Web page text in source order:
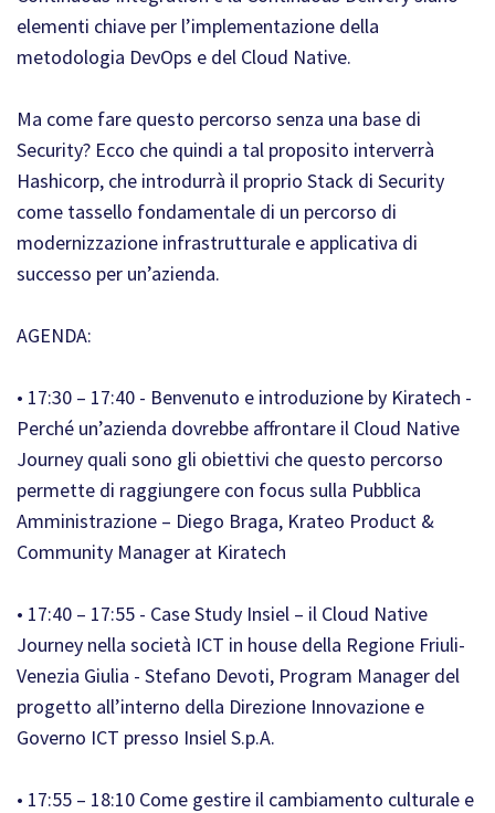
elementi chiave per l’implementazione della
metodologia DevOps e del Cloud Native.
Ma come fare questo percorso senza una base di
Security? Ecco che quindi a tal proposito interverrà
Hashicorp, che introdurrà il proprio Stack di Security
come tassello fondamentale di un percorso di
modernizzazione infrastrutturale e applicativa di
successo per un’azienda.
AGENDA:
• 17:30 – 17:40 - Benvenuto e introduzione by Kiratech -
Perché un’azienda dovrebbe affrontare il Cloud Native
Journey quali sono gli obiettivi che questo percorso
permette di raggiungere con focus sulla Pubblica
Amministrazione – Diego Braga, Krateo Product &
Community Manager at Kiratech
• 17:40 – 17:55 - Case Study Insiel – il Cloud Native
Journey nella società ICT in house della Regione Friuli-
Venezia Giulia - Stefano Devoti, Program Manager del
progetto all’interno della Direzione Innovazione e
Governo ICT presso Insiel S.p.A.
• 17:55 – 18:10 Come gestire il cambiamento culturale e